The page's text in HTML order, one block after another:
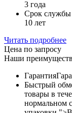
3 года
Срок службы
10 лет
Читать подробнее
Цена по запросу
Наши
Гарантия
Быстрый
товары в
нормальном